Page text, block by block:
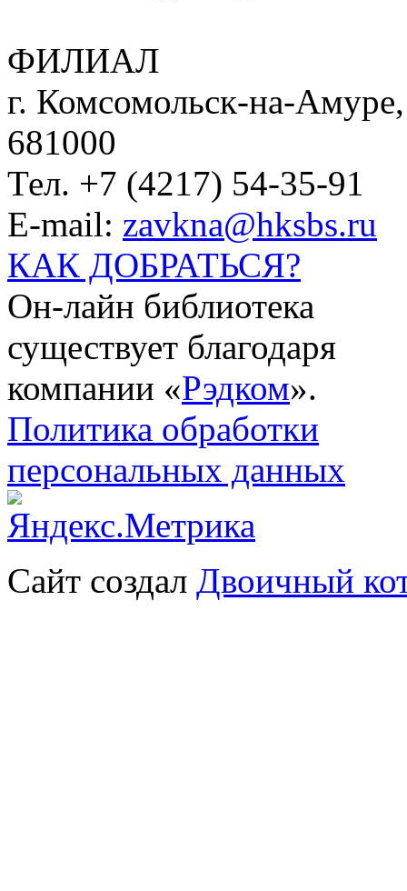
ФИЛИАЛ
г. Комсомольск-на-
681000
Тел. +7 (4217) 54-35-91
E-mail: zavkna@hksbs.ru
КАК ДОБРАТЬСЯ?
Он-лайн библиотека
существует благодаря
компании «Рэдком».
Политика обработки
персональных данных
Сайт создал Двоичный